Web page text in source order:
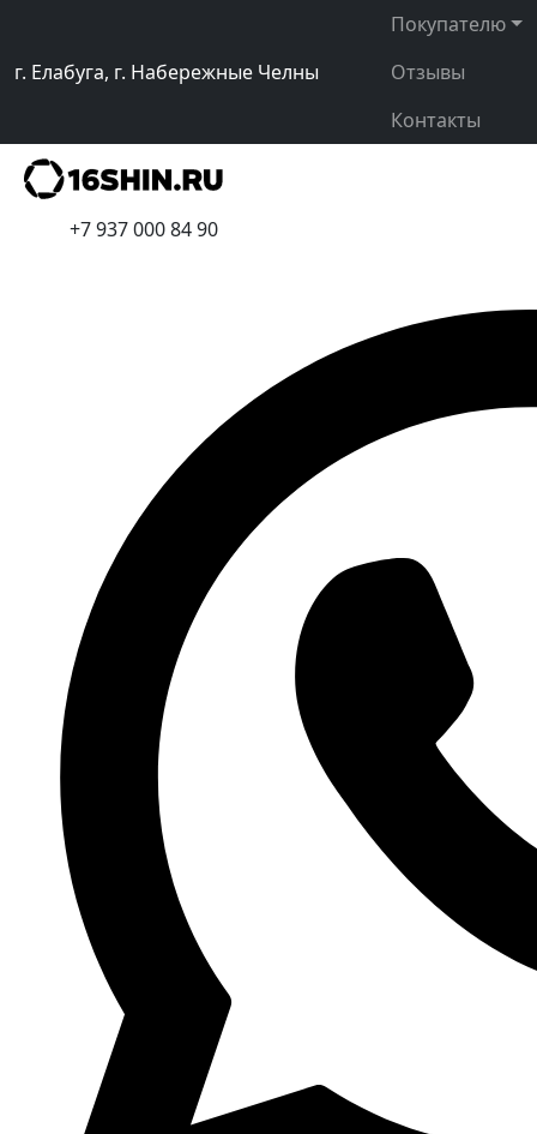
г. Елабуга, г. Набережные Челны
Покупателю
Отзывы
Контакты
+7 937 000 84 90